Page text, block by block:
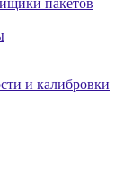
пакетов
и калибровки